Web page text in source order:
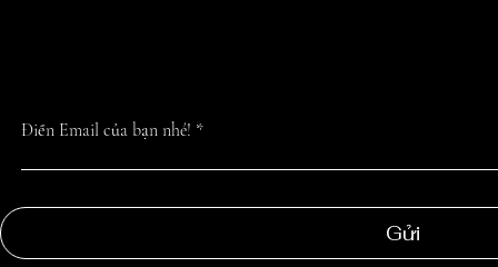
Điền Email của bạn nhé!
Gửi